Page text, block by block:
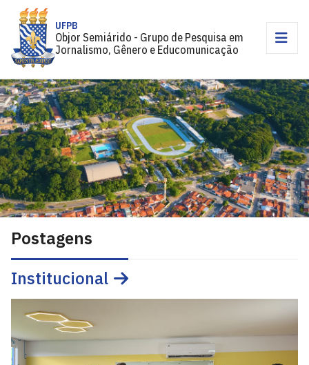
UFPB
Objor Semiárido - Grupo de Pesquisa em
Jornalismo, Gênero e Educomunicação
Postagens
Institucional